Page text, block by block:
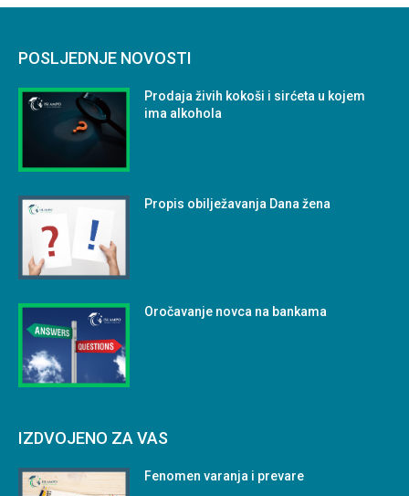
POSLJEDNJE NOVOSTI
Prodaja živih kokoši i sirćeta u kojem
ima alkohola
Propis obilježavanja Dana žena
Oročavanje novca na bankama
IZDVOJENO ZA VAS
Fenomen varanja i prevare